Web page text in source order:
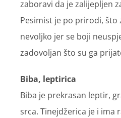
zaboravi da je zalijepljen
Pesimist je po prirodi, što
nevoljko jer se boji
zadovoljan što su ga
Biba, leptirica
Biba je prekrasan leptir,
srca. Tinejdžerica je i ima